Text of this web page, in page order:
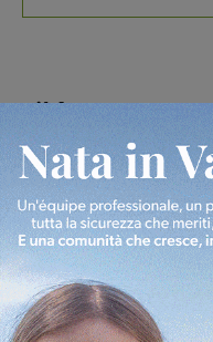
Più lette
Cronaca 4 Agosto 2026
Un anno fa la
Gianni, Giulia e
processo, lo stop
Cronaca 3 Agosto 2026
Scomparso da